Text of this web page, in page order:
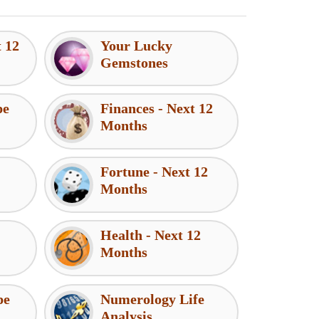
12
Your Lucky
Gemstones
Finances - Next 12
Months
Fortune - Next 12
Months
Health - Next 12
Months
Numerology Life